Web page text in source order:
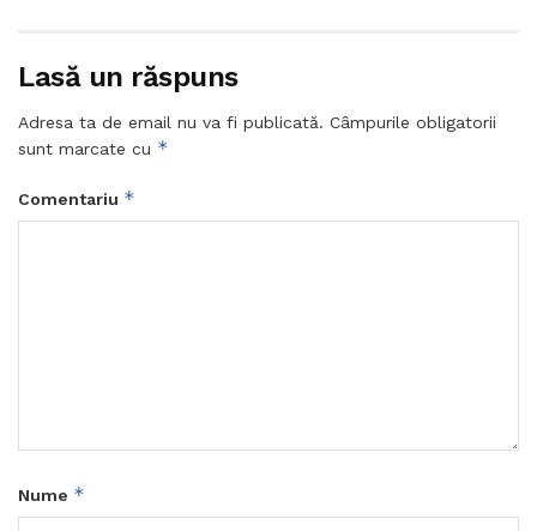
Lasă un răspuns
Adresa ta de email nu va fi publicată. Câmpurile obligatorii
sunt marcate cu *
Comentariu *
Nume *